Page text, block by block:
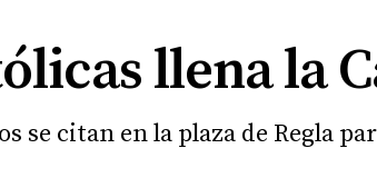
llena la
se citan en la plaza de Regla